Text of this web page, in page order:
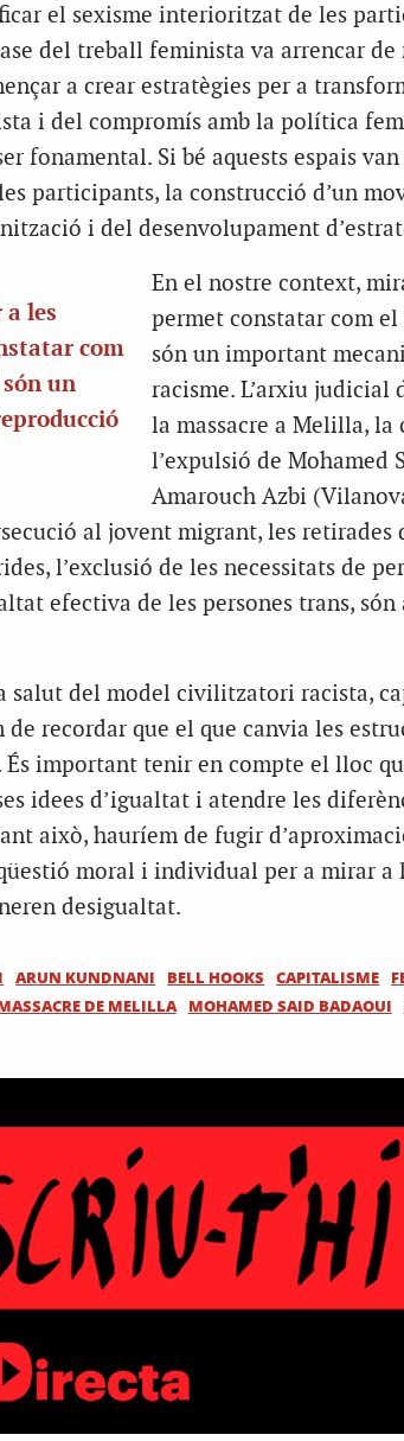
el sexisme interioritzat de les
del treball feminista va arrencar
a crear estratègies per a
i del compromís amb la política
fonamental. Si bé aquests espais
participants, la construcció d’un
i del desenvolupament
les
com
un
En el nostre context,
permet constatar com
són un important
racisme. L’arxiu judicial
la massacre a Melilla,
l’expulsió de Mohamed
Amarouch Azbi
al jovent migrant, les retirades
l’exclusió de les necessitats de
efectiva de les persones trans, són
salut del model civilitzatori racista,
recordar que el que canvia les
És important tenir en compte el lloc
idees d’igualtat i atendre les
això, hauríem de fugir
moral i individual per a mirar a
desigualtat.
ARUN KUNDNANI BELL HOOKS CAPITALISME
DE MELILLA
MOHAMED SAID BADAOUI